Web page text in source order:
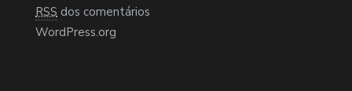
RSS dos comentários
WordPress.org